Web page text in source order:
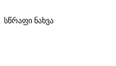
სწრაფი ნახვა